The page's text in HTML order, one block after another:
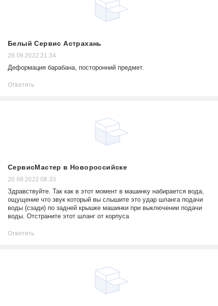
Белый Сервис Астрахань
28.09.2022 21:34
Деформация барабана, посторонний предмет.
Ответить
СервисМастер в Новороссийске
20.09.2022 08:33
Здравствуйте. Так как в этот момент в машинку набирается вода,
ощущение что звук который вы слышите это удар шланга подачи
воды (сзади) по задней крышке машинки при выключении подачи
воды. Отстраните этот шланг от корпуса
Ответить